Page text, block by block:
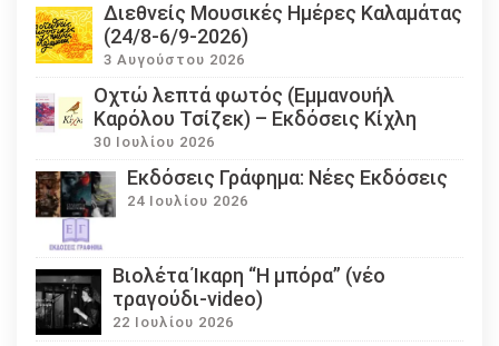
Διεθνείς Μουσικές Ημέρες Καλαμάτας
(24/8-6/9-2026)
3 Αυγούστου 2026
Οχτώ λεπτά φωτός (Εμμανουήλ
Καρόλου Τσίζεκ) – Εκδόσεις Κίχλη
30 Ιουλίου 2026
Εκδόσεις Γράφημα: Νέες Εκδόσεις
24 Ιουλίου 2026
Βιολέτα Ίκαρη “Η μπόρα” (νέο
τραγούδι-video)
22 Ιουλίου 2026